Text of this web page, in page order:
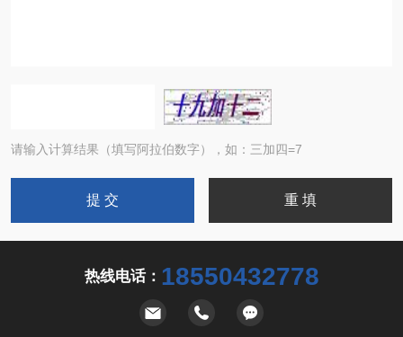
请输入计算结果（填写阿拉伯数字），如：三加四=7
热线电话： 18550432778